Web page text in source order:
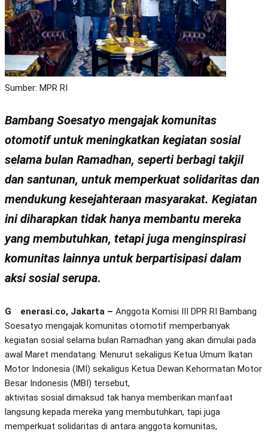
Sumber: MPR RI
Bambang Soesatyo mengajak komunitas
otomotif untuk meningkatkan kegiatan sosial
selama bulan Ramadhan, seperti berbagi takjil
dan santunan, untuk memperkuat solidaritas dan
mendukung kesejahteraan masyarakat. Kegiatan
ini diharapkan tidak hanya membantu mereka
yang membutuhkan, tetapi juga menginspirasi
komunitas lainnya untuk berpartisipasi dalam
aksi sosial serupa.
Generasi.co, Jakarta – Anggota Komisi III DPR RI Bambang
Soesatyo mengajak komunitas otomotif memperbanyak
kegiatan sosial selama bulan Ramadhan yang akan dimulai pada
awal Maret mendatang. Menurut sekaligus Ketua Umum Ikatan
Motor Indonesia (IMI) sekaligus Ketua Dewan Kehormatan Motor
Besar Indonesis (MBI) tersebut,
aktivitas sosial dimaksud tak hanya memberikan manfaat
langsung kepada mereka yang membutuhkan, tapi juga
memperkuat solidaritas di antara anggota komunitas,